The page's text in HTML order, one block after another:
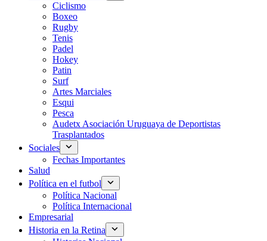
Ciclismo
Boxeo
Rugby
Tenis
Padel
Hokey
Patin
Surf
Artes Marciales
Esqui
Pesca
Audetx Asociación Uruguaya de Deportistas
Trasplantados
Sociales
Fechas Importantes
Salud
Política en el futbol
Política Nacional
Política Internacional
Empresarial
Historia en la Retina